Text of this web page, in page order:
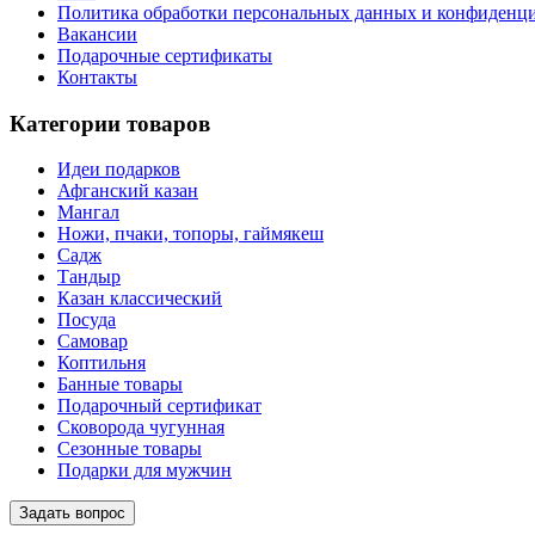
Политика обработки персональных данных и
Вакансии
Подарочные сертификаты
Контакты
Категории товаров
Идеи подарков
Афганский казан
Мангал
Ножи, пчаки, топоры, гаймякеш
Садж
Тандыр
Казан классический
Посуда
Самовар
Коптильня
Банные товары
Подарочный сертификат
Сковорода чугунная
Сезонные товары
Подарки для мужчин
Задать вопрос